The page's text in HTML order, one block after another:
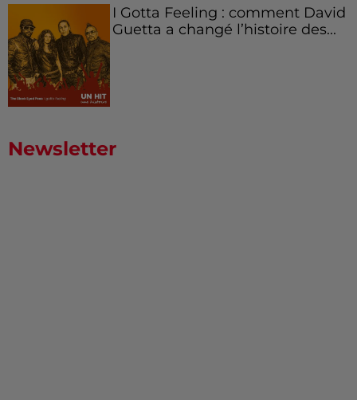
I Gotta Feeling : comment David
Guetta a changé l’histoire des...
Newsletter